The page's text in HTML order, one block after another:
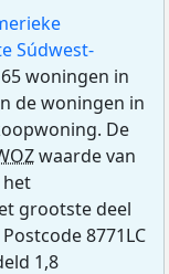
Súdwest-
woningen in
de woningen in
De
waarde van
het
grootste deel
8771LC
1,8